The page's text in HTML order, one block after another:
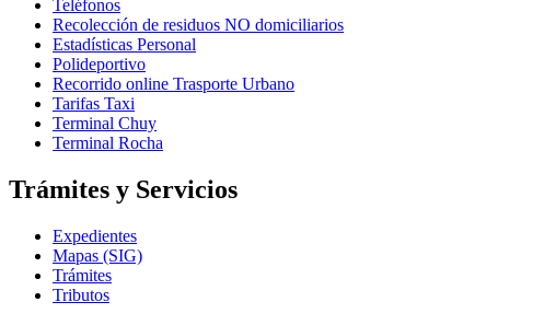
Teléfonos
Recolección de residuos NO domiciliarios
Estadísticas Personal
Polideportivo
Recorrido online Trasporte Urbano
Tarifas Taxi
Terminal Chuy
Terminal Rocha
Trámites y Servicios
Expedientes
Mapas (SIG)
Trámites
Tributos